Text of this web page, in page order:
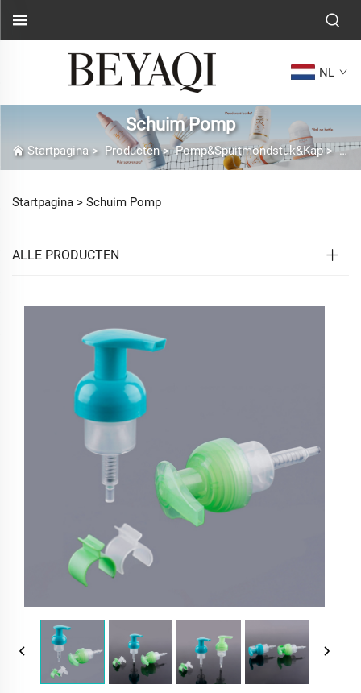
NL
Schuim Pomp
Startpagina> Producten>Pomp&Spuitmondstuk&Kap>
Startpagina > Schuim Pomp
ALLE PRODUCTEN